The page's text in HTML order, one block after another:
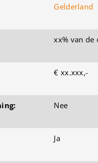
Gelderland
xx% van de
€ xx.xxx,-
Nee
Ja